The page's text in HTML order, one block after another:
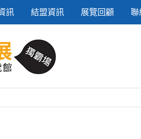
訊 結盟資訊 展覽回顧 聯